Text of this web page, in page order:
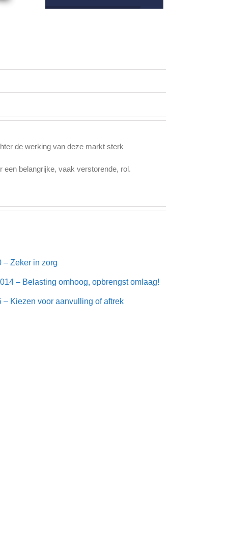
de werking van deze markt sterk
belangrijke, vaak verstorende, rol.
– Zeker in zorg
– Belasting omhoog, opbrengst omlaag!
– Kiezen voor aanvulling of aftrek